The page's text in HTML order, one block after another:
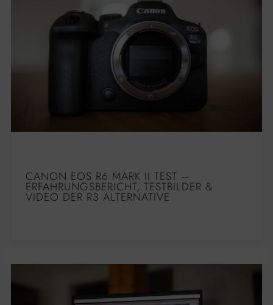
CANON EOS R6 MARK II TEST –
ERFAHRUNGSBERICHT, TESTBILDER &
VIDEO DER R3 ALTERNATIVE